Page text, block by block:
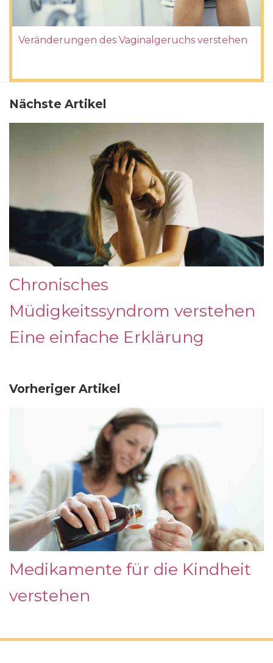
Veränderungen des Vaginalgeruchs verstehen
Nächste Artikel
Chronisches
Müdigkeitssyndrom verstehen
Eine einfache Erklärung
Vorheriger Artikel
Medikamente für die Kindheit
verstehen